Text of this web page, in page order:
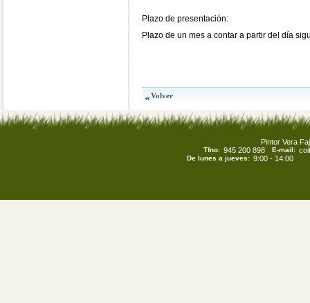
Plazo de presentación:
Plazo de un mes a contar a partir del día
Pintor Vera
Tfno: 945 200 898 E-mail:
De lunes a jueves: 9:00 - 14:00